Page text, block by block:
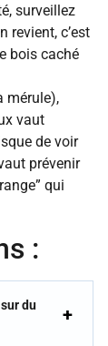
surveillez
revient, c’est
bois caché
mérule),
vaut
de voir
prévenir
qui
:
du